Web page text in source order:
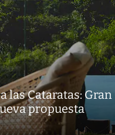
las Cataratas: Gran
propuesta